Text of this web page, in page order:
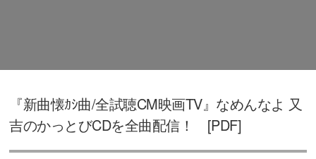
『新曲懐ｶｼ曲/全試聴CM映画TV』なめんなよ 又
吉のかっとびCDを全曲配信！ [PDF]